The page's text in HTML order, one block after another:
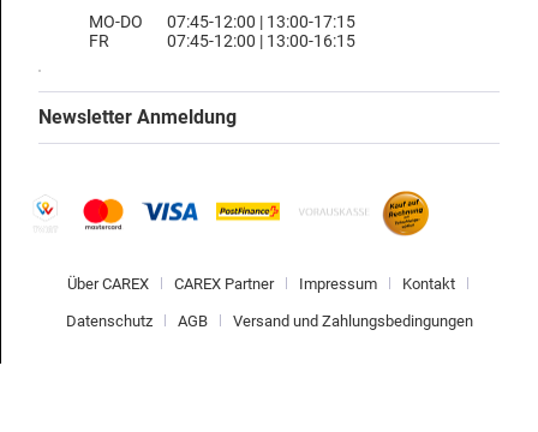
MO-DO
FR
07:45-12:00 | 13:00-17:15
07:45-12:00 | 13:00-16:15
Newsletter Anmeldung
Über CAREX CAREX Partner Impressum Kontakt
Datenschutz AGB Versand und Zahlungsbedingungen